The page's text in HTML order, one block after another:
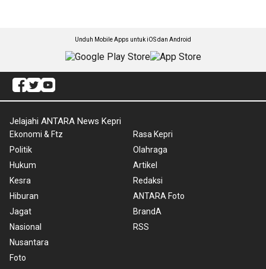
Unduh Mobile Apps untuk iOS dan Android
Jelajahi ANTARA News Kepri
Ekonomi & Ftz
Politik
Hukum
Kesra
Hiburan
Jagat
Nasional
Nusantara
Foto
Rasa Kepri
Olahraga
Artikel
Redaksi
ANTARA Foto
BrandA
RSS